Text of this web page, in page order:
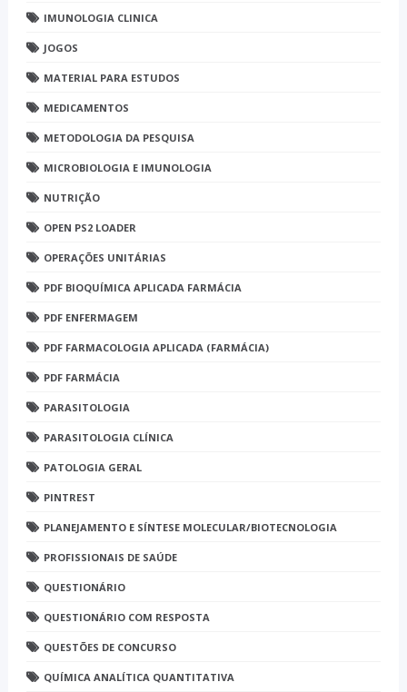
IMUNOLOGIA CLINICA
JOGOS
MATERIAL PARA ESTUDOS
MEDICAMENTOS
METODOLOGIA DA PESQUISA
MICROBIOLOGIA E IMUNOLOGIA
NUTRIÇÃO
OPEN PS2 LOADER
OPERAÇÕES UNITÁRIAS
PDF BIOQUÍMICA APLICADA FARMÁCIA
PDF ENFERMAGEM
PDF FARMACOLOGIA APLICADA (FARMÁCIA)
PDF FARMÁCIA
PARASITOLOGIA
PARASITOLOGIA CLÍNICA
PATOLOGIA GERAL
PINTREST
PLANEJAMENTO E SÍNTESE MOLECULAR/BIOTECNOLOGIA
PROFISSIONAIS DE SAÚDE
QUESTIONÁRIO
QUESTIONÁRIO COM RESPOSTA
QUESTÕES DE CONCURSO
QUÍMICA ANALÍTICA QUANTITATIVA